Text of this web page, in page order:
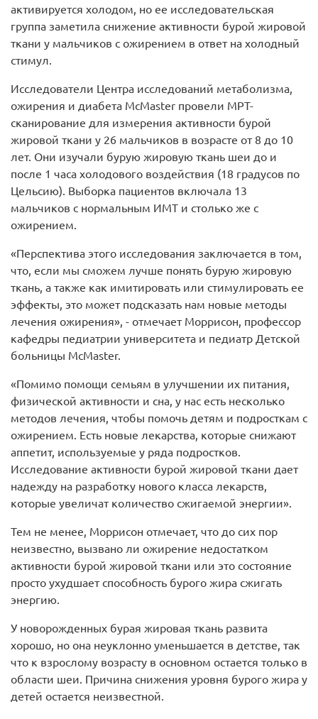
активируется холодом, но ее исследовательская
группа заметила снижение активности бурой жировой
ткани у мальчиков с ожирением в ответ на холодный
стимул.
Исследователи Центра исследований метаболизма,
ожирения и диабета McMaster провели МРТ-
сканирование для измерения активности бурой
жировой ткани у 26 мальчиков в возрасте от 8 до 10
лет. Они изучали бурую жировую ткань шеи до и
после 1 часа холодового воздействия (18 градусов по
Цельсию). Выборка пациентов включала 13
мальчиков с нормальным ИМТ и столько же с
ожирением.
«Перспектива этого исследования заключается в том,
что, если мы сможем лучше понять бурую жировую
ткань, а также как имитировать или стимулировать ее
эффекты, это может подсказать нам новые методы
лечения ожирения», - отмечает Моррисон, профессор
кафедры педиатрии университета и педиатр Детской
больницы McMaster.
«Помимо помощи семьям в улучшении их питания,
физической активности и сна, у нас есть несколько
методов лечения, чтобы помочь детям и подросткам с
ожирением. Есть новые лекарства, которые снижают
аппетит, используемые у ряда подростков.
Исследование активности бурой жировой ткани дает
надежду на разработку нового класса лекарств,
которые увеличат количество сжигаемой энергии».
Тем не менее, Моррисон отмечает, что до сих пор
неизвестно, вызвано ли ожирение недостатком
активности бурой жировой ткани или это состояние
просто ухудшает способность бурого жира сжигать
энергию.
У новорожденных бурая жировая ткань развита
хорошо, но она неуклонно уменьшается в детстве, так
что к взрослому возрасту в основном остается только в
области шеи. Причина снижения уровня бурого жира у
детей остается неизвестной.